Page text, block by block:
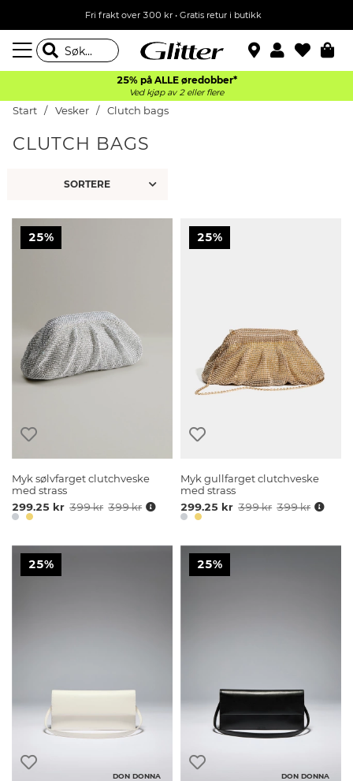
Fri frakt over 300 kr • Gratis retur i butikk
25% på ALLE øredobber*
Ved kjøp av 2 eller flere
Start Vesker Clutch bags
CLUTCH BAGS
25%
Myk sølvfarget clutchveske
med strass
299.25 kr 399 kr 399 kr
25%
Myk gullfarget clutchveske
med strass
299.25 kr 399 kr 399 kr
25%
DON DONNA
25%
DON DONNA